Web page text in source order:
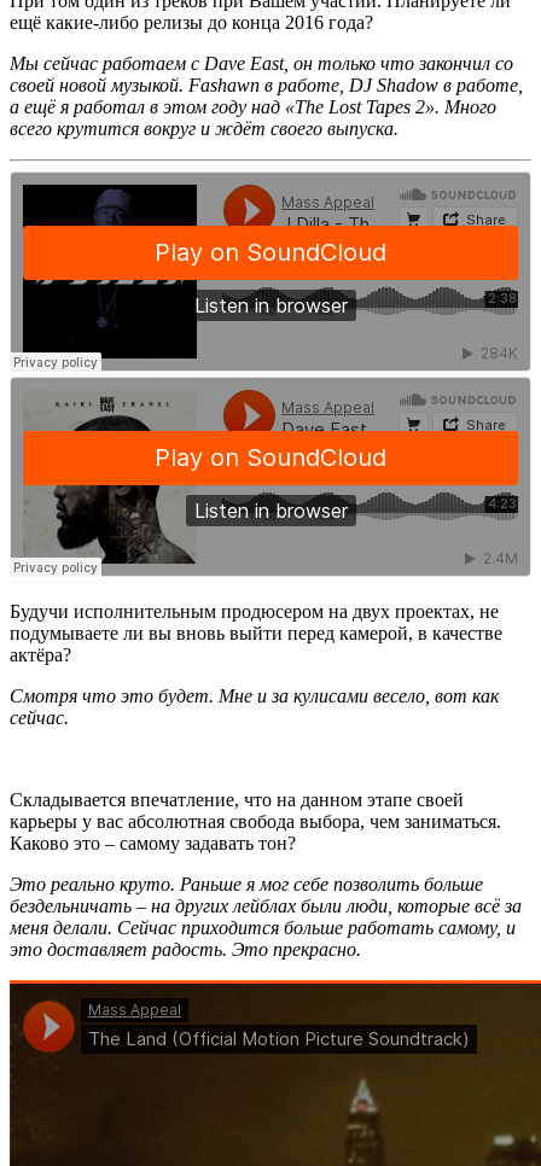
ещё какие-либо релизы до конца 2016 года?
Мы сейчас работаем с Dave East, он только что закончил со
своей новой музыкой. Fashawn в работе, DJ Shadow в работе,
а ещё я работал в этом году над «The Lost Tapes 2». Много
всего крутится вокруг и ждёт своего выпуска.
Будучи исполнительным продюсером на двух проектах, не
подумываете ли вы вновь выйти перед камерой, в качестве
актёра?
Смотря что это будет. Мне и за кулисами весело, вот как
сейчас.
Складывается впечатление, что на данном этапе своей
карьеры у вас абсолютная свобода выбора, чем заниматься.
Каково это – самому задавать тон?
Это реально круто. Раньше я мог себе позволить больше
бездельничать – на других лейблах были люди, которые всё за
меня делали. Сейчас приходится больше работать самому, и
это доставляет радость. Это прекрасно.